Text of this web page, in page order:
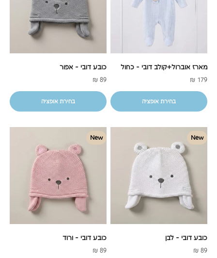
מארז אוברול+קולב דובי - כחול
מחיר מבצע
179 ₪
בחירת אופציה
כובע דובי - אפור
מחיר מבצע
89 ₪
בחירת אופציה
New
כובע דובי - לבן
מחיר מבצע
89 ₪
New
כובע דובי - ורוד
מחיר מבצע
89 ₪